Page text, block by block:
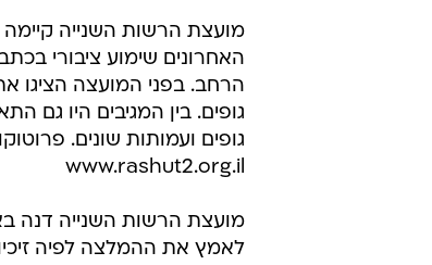
מועצת הרשות השנייה
האחרונים שימוע ציבורי
גופים. בין המגיבים היו גם
גופים ועמותות שונים.
www.rashut2.org.il
מועצת הרשות השנייה דנה
לאמץ את ההמלצה לפיה